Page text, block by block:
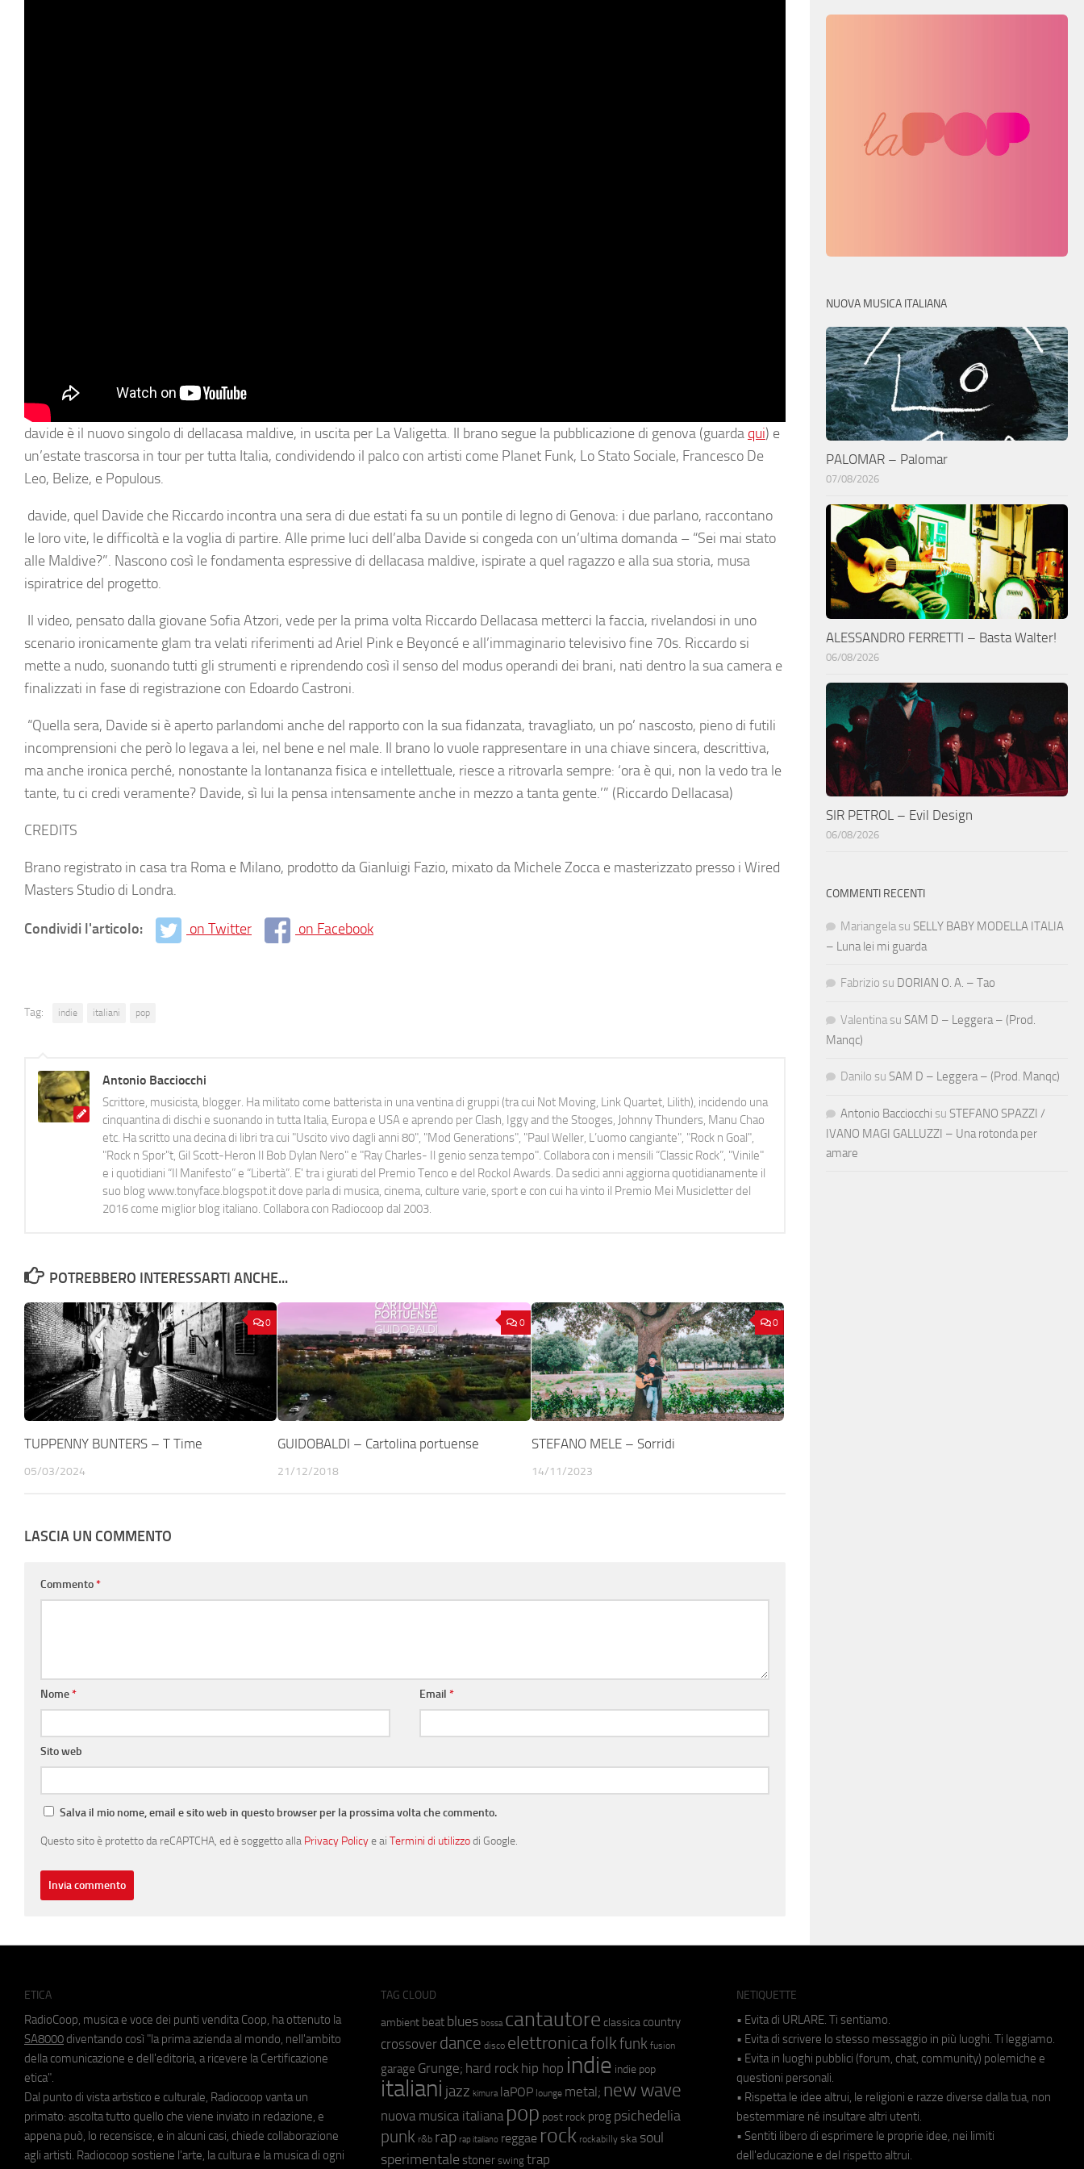
davide è il nuovo singolo di dellacasa maldive, in uscita per La Valigetta. Il brano segue la pubblicazione di genova (guarda qui) e
un’estate trascorsa in tour per tutta Italia, condividendo il palco con artisti come Planet Funk, Lo Stato Sociale, Francesco De
Leo, Belize, e Populous.
davide, quel Davide che Riccardo incontra una sera di due estati fa su un pontile di legno di Genova: i due parlano, raccontano
le loro vite, le difficoltà e la voglia di partire. Alle prime luci dell’alba Davide si congeda con un’ultima domanda – “Sei mai stato
alle Maldive?”. Nascono così le fondamenta espressive di dellacasa maldive, ispirate a quel ragazzo e alla sua storia, musa
ispiratrice del progetto.
Il video, pensato dalla giovane Sofia Atzori, vede per la prima volta Riccardo Dellacasa metterci la faccia, rivelandosi in uno
scenario ironicamente glam tra velati riferimenti ad Ariel Pink e Beyoncé e all’immaginario televisivo fine 70s. Riccardo si
mette a nudo, suonando tutti gli strumenti e riprendendo così il senso del modus operandi dei brani, nati dentro la sua camera e
finalizzati in fase di registrazione con Edoardo Castroni.
“Quella sera, Davide si è aperto parlandomi anche del rapporto con la sua fidanzata, travagliato, un po’ nascosto, pieno di futili
incomprensioni che però lo legava a lei, nel bene e nel male. Il brano lo vuole rappresentare in una chiave sincera, descrittiva,
ma anche ironica perché, nonostante la lontananza fisica e intellettuale, riesce a ritrovarla sempre: ‘ora è qui, non la vedo tra le
tante, tu ci credi veramente? Davide, sì lui la pensa intensamente anche in mezzo a tanta gente.’” (Riccardo Dellacasa)
CREDITS
Brano registrato in casa tra Roma e Milano, prodotto da Gianluigi Fazio, mixato da Michele Zocca e masterizzato presso i Wired
Masters Studio di Londra.
Condividi l'articolo: on Twitter on Facebook
Tag: indie italiani pop
Antonio Bacciocchi
Scrittore, musicista, blogger. Ha militato come batterista in una ventina di gruppi (tra cui Not Moving, Link Quartet, Lilith), incidendo una
cinquantina di dischi e suonando in tutta Italia, Europa e USA e aprendo per Clash, Iggy and the Stooges, Johnny Thunders, Manu Chao
etc. Ha scritto una decina di libri tra cui "Uscito vivo dagli anni 80", "Mod Generations", "Paul Weller, L’uomo cangiante", "Rock n Goal",
"Rock n Spor"t, Gil Scott-Heron Il Bob Dylan Nero" e "Ray Charles- Il genio senza tempo". Collabora con i mensili “Classic Rock”, "Vinile"
e i quotidiani “Il Manifesto” e “Libertà”. E' tra i giurati del Premio Tenco e del Rockol Awards. Da sedici anni aggiorna quotidianamente il
suo blog www.tonyface.blogspot.it dove parla di musica, cinema, culture varie, sport e con cui ha vinto il Premio Mei Musicletter del
2016 come miglior blog italiano. Collabora con Radiocoop dal 2003.
POTREBBERO INTERESSARTI ANCHE...
0
TUPPENNY BUNTERS – T Time
05/03/2024
0
GUIDOBALDI – Cartolina portuense
21/12/2018
0
STEFANO MELE – Sorridi
14/11/2023
LASCIA UN COMMENTO
Commento*
Nome* Email*
Sito web
Salva il mio nome, email e sito web in questo browser per la prossima volta che commento.
Questo sito è protetto da reCAPTCHA, ed è soggetto alla Privacy Policye ai Termini di utilizzodi Google.
NUOVA MUSICA ITALIANA
PALOMAR – Palomar
07/08/2026
ALESSANDRO FERRETTI – Basta Walter!
06/08/2026
SIR PETROL – Evil Design
06/08/2026
COMMENTI RECENTI
Mariangela su SELLY BABY MODELLA ITALIA
– Luna lei mi guarda
Fabrizio su DORIAN O. A. – Tao
Valentina su SAM D – Leggera – (Prod.
Manqc)
Danilo su SAM D – Leggera – (Prod. Manqc)
Antonio Bacciocchi su STEFANO SPAZZI /
IVANO MAGI GALLUZZI – Una rotonda per
amare
ETICA
RadioCoop, musica e voce dei punti vendita Coop, ha ottenuto la
SA8000 diventando così "la prima azienda al mondo, nell'ambito
della comunicazione e dell'editoria, a ricevere la Certificazione
etica".
Dal punto di vista artistico e culturale, Radiocoop vanta un
primato: ascolta tutto quello che viene inviato in redazione, e
appena può, lo recensisce, e in alcuni casi, chiede collaborazione
agli artisti. Radiocoop sostiene l'arte, la cultura e la musica di ogni
TAG CLOUD
ambient beat blues bossa cantautore classica country
crossover dance disco elettronicafolkfunk fusion
garage Grunge; hard rock hip hop indie indie pop
italiani jazz kimura laPOP lounge metal; new wave
nuova musica italiana pop post rock prog psichedelia
punk r&b rap rap italiano reggae rock rockabilly ska soul
sperimentale stoner swing trap
NETIQUETTE
• Evita di URLARE. Ti sentiamo.
• Evita di scrivere lo stesso messaggio in più luoghi. Ti leggiamo.
• Evita in luoghi pubblici (forum, chat, community) polemiche e
questioni personali.
• Rispetta le idee altrui, le religioni e razze diverse dalla tua, non
bestemmiare né insultare altri utenti.
• Sentiti libero di esprimere le proprie idee, nei limiti
dell'educazione e del rispetto altrui.